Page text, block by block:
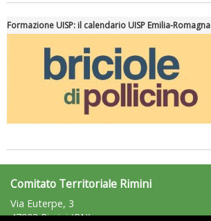
Formazione UISP: il calendario UISP Emilia-Romagna
Comitato Territoriale Rimini
Via Euterpe, 3
47923 Rimini (RN)